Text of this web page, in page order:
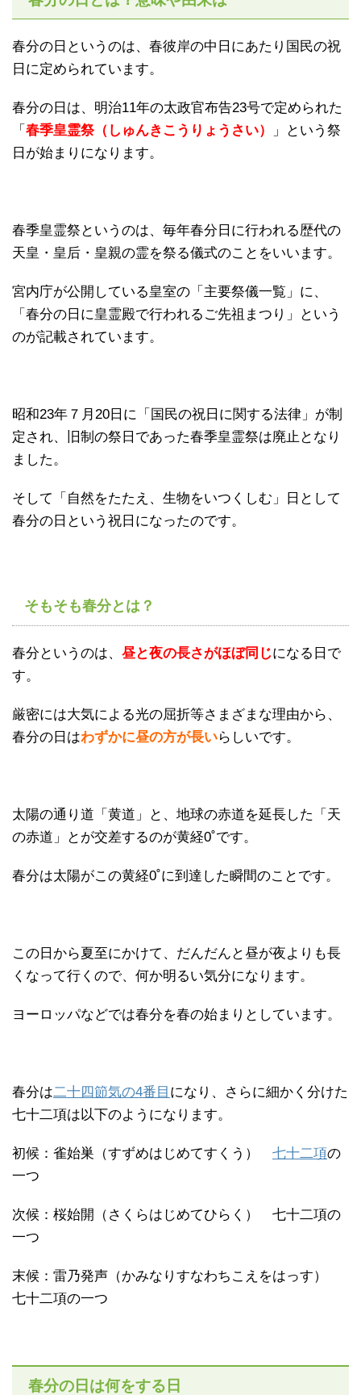
春分の日というのは、春彼岸の中日にあたり国民の祝
日に定められています。
春分の日は、明治11年の太政官布告23号で定められた
「 春季皇霊祭（しゅんきこうりょうさい）
」という祭
日が始まりになります。
春季皇霊祭というのは、毎年春分日に行われる歴代の
天皇・皇后・皇親の霊を祭る儀式のことをいいます。
宮内庁が公開している皇室の「主要祭儀一覧」に、
「春分の日に皇霊殿で行われるご先祖まつり」という
のが記載されています。
昭和23年７月20日に「国民の祝日に関する法律」が制
定され、旧制の祭日であった春季皇霊祭は廃止となり
ました。
そして「自然をたたえ、生物をいつくしむ」日として
春分の日という祝日になったのです。
そもそも春分とは？
春分というのは、 昼と夜の長さがほぼ同じになる日で
す。
厳密には大気による光の屈折等さまざまな理由から、
春分の日はわずかに昼の方が長いらしいです。
太陽の通り道「黄道」と、地球の赤道を延長した「天
の赤道」とが交差するのが黄経0˚です。
春分は太陽がこの黄経0˚に到達した瞬間のことです。
この日から夏至にかけて、だんだんと昼が夜よりも長
くなって行くので、何か明るい気分になります。
ヨーロッパなどでは春分を春の始まりとしています。
春分は二十四節気の4番目 になり、さらに細かく分けた
七十二項は以下のようになります。
初候：雀始巣（すずめはじめてすくう） 七十二項の
一つ
次候：桜始開（さくらはじめてひらく） 七十二項の
一つ
末候：雷乃発声（かみなりすなわちこえをはっす）
七十二項の一つ
春分の日は何をする日